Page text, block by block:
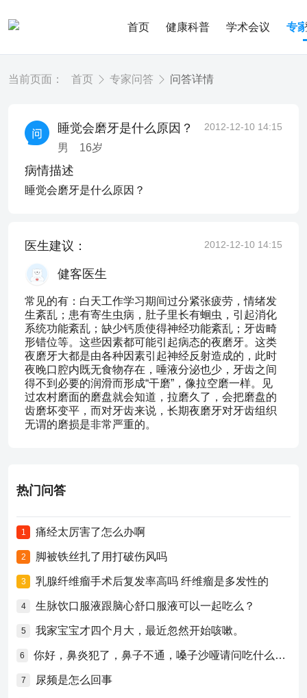
首页 健康科普 学术会议 专
当前页面： 首页 专家问答 问答详情
睡觉会磨牙是什么原因？
男 16岁
2012-12-10 14:15
病情描述
睡觉会磨牙是什么原因？
医生建议： 2012-12-10 14:15
健客医生
常见的有：白天工作学习期间过分紧张疲劳，情绪发
生紊乱；患有寄生虫病，肚子里长有蛔虫，引起消化
系统功能紊乱；缺少钙质使得神经功能紊乱；牙齿畸
形错位等。这些因素都可能引起病态的夜磨牙。这类
夜磨牙大都是由各种因素引起神经反射造成的，此时
夜晚口腔内既无食物存在，唾液分泌也少，牙齿之间
得不到必要的润滑而形成“干磨”，像拉空磨一样。见
过农村磨面的磨盘就会知道，拉磨久了，会把磨盘的
齿磨坏变平，而对牙齿来说，长期夜磨牙对牙齿组织
无谓的磨损是非常严重的。
热门问答
1 痛经太厉害了怎么办啊
2 脚被铁丝扎了用打破伤风吗
3 乳腺纤维瘤手术后复发率高吗 纤维瘤是多发性的
4 生脉饮口服液跟脑心舒口服液可以一起吃么？
5 我家宝宝才四个月大，最近忽然开始咳嗽。
6 你好，鼻炎犯了，鼻子不通，嗓子沙哑请问吃什么药比较好？
7 尿频是怎么回事